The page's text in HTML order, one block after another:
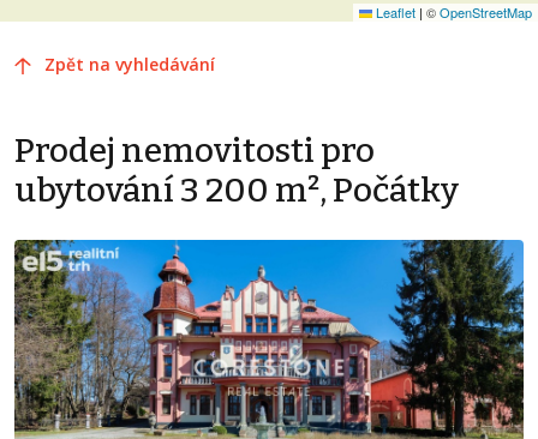
Leaflet | ©OpenStreetMap
Zpět na vyhledávání
Prodej nemovitosti pro
ubytování 3 200 m², Počátky